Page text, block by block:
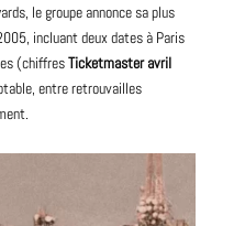
le groupe annonce sa plus
incluant deux dates à Paris
(chiffresTicketmaster avril
entre retrouvailles